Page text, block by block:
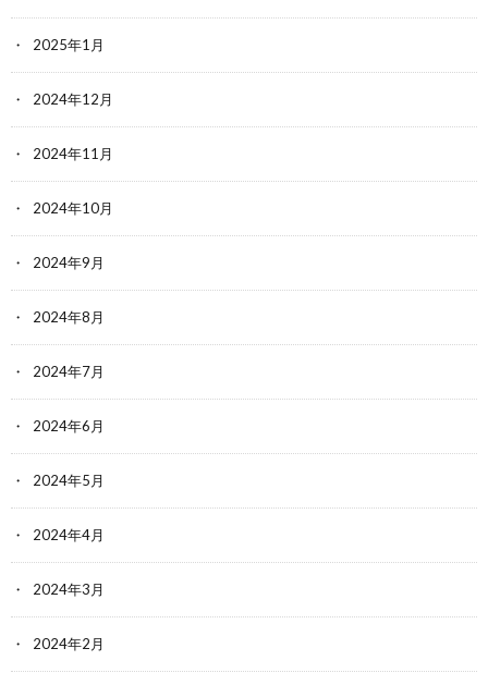
2025年1月
2024年12月
2024年11月
2024年10月
2024年9月
2024年8月
2024年7月
2024年6月
2024年5月
2024年4月
2024年3月
2024年2月